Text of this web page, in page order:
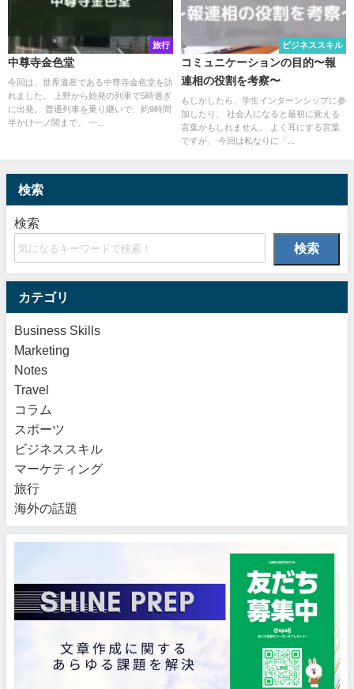
旅行
中尊寺金色堂
今回は、世界遺産である中尊寺金色堂を訪
れました。 上野から始発の列車で5時過ぎ
に出発。 普通列車を乗り継いで、約9時間
半かけ一ノ関まで。 一...
ビジネススキル
コミュニケーションの目的〜報
連相の役割を考察〜
もしかしたら、学生インターンシップに参
加したり、 社会人になると最初に覚える
言葉かもしれません。 よく耳にする言葉
ですが、 今回は私なりに「...
検索
検索
検索
カテゴリ
Business Skills
Marketing
Notes
Travel
コラム
スポーツ
ビジネススキル
マーケティング
旅行
海外の話題